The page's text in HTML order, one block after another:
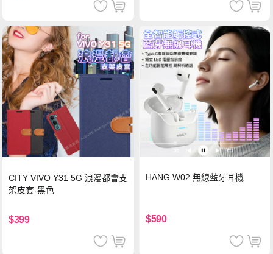
CITY VIVO Y31 5G 浪漫都會支
架皮套-黑色
$399
HANG W02 無線藍牙耳機
$590